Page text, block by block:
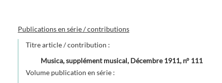
Publications en série / contributions
Titre article / contribution :
Musica, supplément musical, Décembre 1911, n° 111
Volume publication en série :